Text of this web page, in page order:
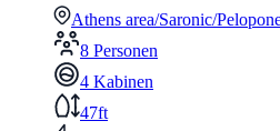
Athens area/Saronic/
8 Personen
4 Kabinen
47ft